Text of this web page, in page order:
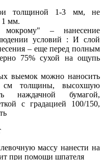
толщиной 1-3 мм, не
1 мм.
– нанесение
условий : И слой
– еще перед полным
75% сухой на ощупь
выемок можно наносить
см толщины, высохшую
наждачной бумагой,
с градацией 100/150,
массу нанести на
при помощи шпателя